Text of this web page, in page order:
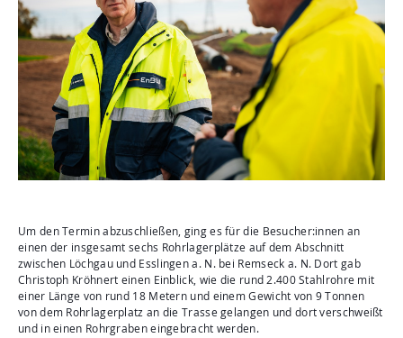
Um den Termin abzuschließen, ging es für die Besucher:innen an
einen der insgesamt sechs Rohrlagerplätze auf dem Abschnitt
zwischen Löchgau und Esslingen a. N. bei Remseck a. N. Dort gab
Christoph Kröhnert einen Einblick, wie die rund 2.400 Stahlrohre mit
einer Länge von rund 18 Metern und einem Gewicht von 9 Tonnen
von dem Rohrlagerplatz an die Trasse gelangen und dort verschweißt
und in einen Rohrgraben eingebracht werden.